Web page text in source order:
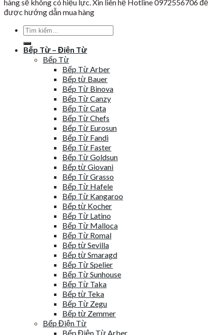
hàng sẽ không có hiệu lực. Xin liên hệ Hotline 0972556706 để
được hướng dẫn mua hàng
Tìm
kiếm:
Bếp Từ – Điện Từ
Bếp Từ
Bếp Từ Arber
Bếp từ Bauer
Bếp Từ Binova
Bếp Từ Canzy
Bếp Từ Cata
Bếp Từ Chefs
Bếp Từ Eurosun
Bếp Từ Fandi
Bếp Từ Faster
Bếp Từ Goldsun
Bếp từ Giovani
Bếp Từ Grasso
Bếp Từ Hafele
Bếp Từ Kangaroo
Bếp từ Kocher
Bếp Từ Latino
Bếp Từ Malloca
Bếp Từ Romal
Bếp từ Sevilla
Bếp từ Smaragd
Bếp Từ Spelier
Bếp Từ Sunhouse
Bếp Từ Taka
Bếp từ Teka
Bếp Từ Zegu
Bếp từ Zemmer
Bếp Điện Từ
Bếp Điện Từ Arber